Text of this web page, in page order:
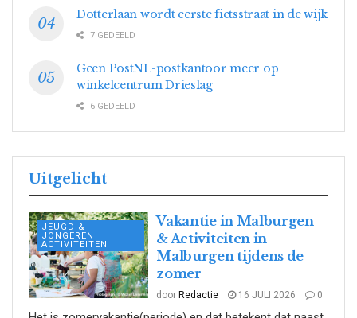
Dotterlaan wordt eerste fietsstraat in de wijk
7 GEDEELD
Geen PostNL-postkantoor meer op
winkelcentrum Drieslag
6 GEDEELD
Uitgelicht
JEUGD &
JONGEREN
ACTIVITEITEN
Vakantie in Malburgen
& Activiteiten in
Malburgen tijdens de
zomer
door Redactie 16 JULI 2026 0